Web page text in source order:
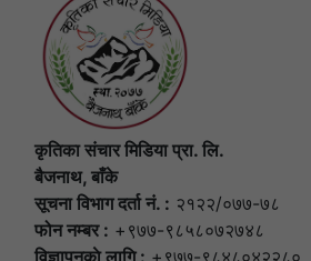
कृतिका संचार मिडिया प्रा. लि.
बैजनाथ, बाँके
सूचना विभाग दर्ता नं. : २१२२/०७७-७८
फोन नम्बर : +९७७-९८५८०७२७४८
विज्ञापनकाे लागि : +९७७-९८४८०४२२८०